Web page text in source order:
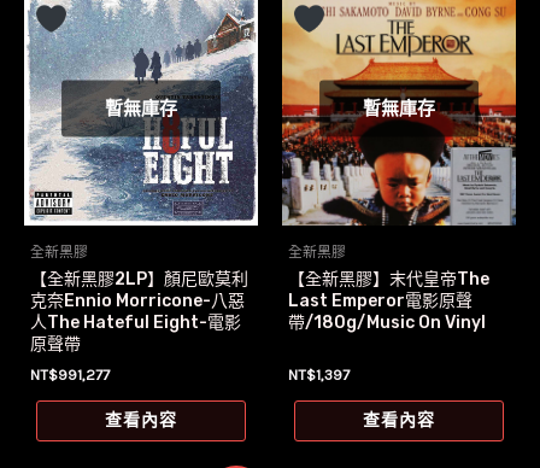
暫無庫存
全新黑膠
【全新黑膠2LP】顏尼歐莫利
克奈Ennio Morricone-八惡
人The Hateful Eight-電影
原聲帶
NT$991,277
查看內容
暫無庫存
全新黑膠
【全新黑膠】末代皇帝The
Last Emperor電影原聲
帶/180g/Music On Vinyl
NT$1,397
查看內容